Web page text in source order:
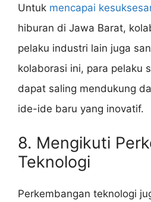
Untuk mencapai
hiburan di Jawa Barat,
pelaku industri lain juga
kolaborasi ini, para pelaku
dapat saling mendukung
ide-ide baru yang inovatif.
8. Mengikuti
Teknologi
Perkembangan teknologi